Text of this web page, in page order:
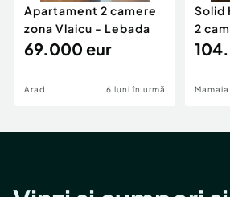
Apartament 2 camere
zona Vlaicu - Lebada
69.000 eur
Arad 6 luni în urmă
Solid
2
Mamaia